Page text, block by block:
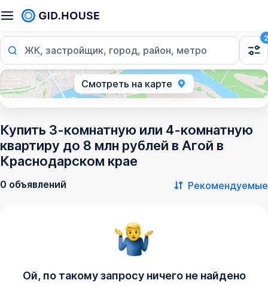
ЖК, застройщик, город, район, метро
2
Смотреть на карте
Купить 3-комнатную или 4-комнатную
квартиру до 8 млн рублей в Агой в
Краснодарском крае
0 объявлений Рекомендуемые
Ой, по такому запросу ничего не найдено